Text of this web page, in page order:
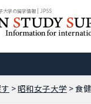
大学の留学情報 | JPSS
>昭和女子大学 >食